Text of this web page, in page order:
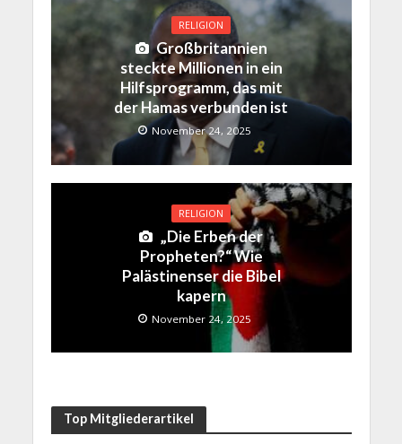
RELIGION
Großbritannien
steckte Millionen in ein
Hilfsprogramm, das mit
der Hamas verbunden ist
November 24, 2025
RELIGION
„Die Erben der
Propheten?“ Wie
Palästinenser die Bibel
kapern
November 24, 2025
Top Mitgliederartikel